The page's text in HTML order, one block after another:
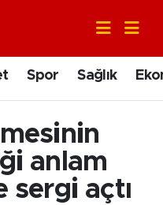
Spor Sağlık
anlam
sergi açtı
ve Fikstür